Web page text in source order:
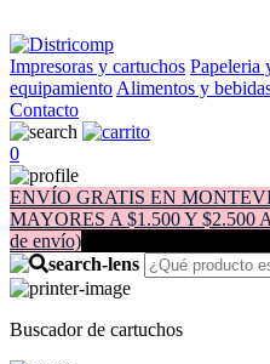
Impresoras y cartuchos Papeleria
equipamiento Alimentos y
Contacto
0
ENVÍO GRATIS EN
MAYORES A $1.500 Y $2.500
de envío)
Buscador de cartuchos